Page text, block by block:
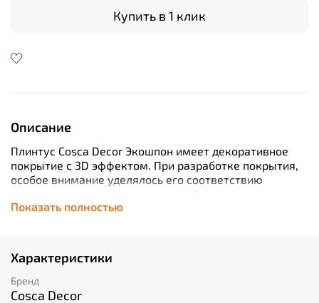
Купить в 1 клик
Описание
Плинтус Cosca Decor Экошпон имеет декоративное
покрытие c 3D эффектом. При разработке покрытия,
особое внимание уделялось его соответствию
современным тенденциям в дизайне интерьеров.
Особенности производства покрытия, позволили
тактильными ощущениями близкими к натуральной
древесине. В составе покрытия многослойная,
высококачественная бумага, сочетающая от четырех
до шести цветовых оттенков в одном декоре, что дает
Показать полностью
Характеристики
Бренд
Cosca Decor